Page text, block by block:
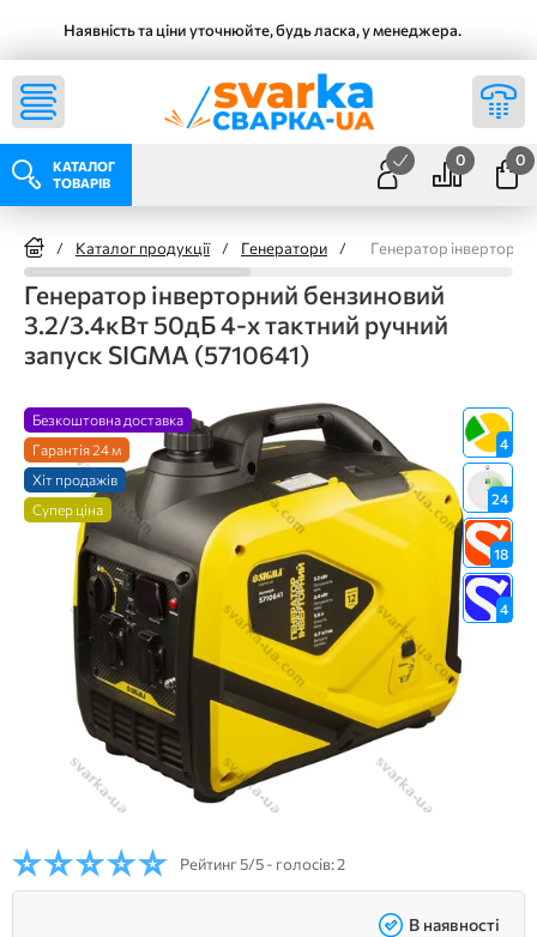
Наявність та ціни уточнюйте, будь ласка, у менеджера.
КАТАЛОГ
ТОВАРІВ
0 0
/ Каталог продукції / Генератори / Генератор
Генератор інверторний бензиновий
3.2/3.4кВт 50дБ 4-х тактний ручний
запуск SIGMA (5710641)
Безкоштовна доставка
Гарантія 24 м
Хіт продажів
Супер ціна
4
24
18
4
Рейтинг5/5 - голосів: 2
В наявності